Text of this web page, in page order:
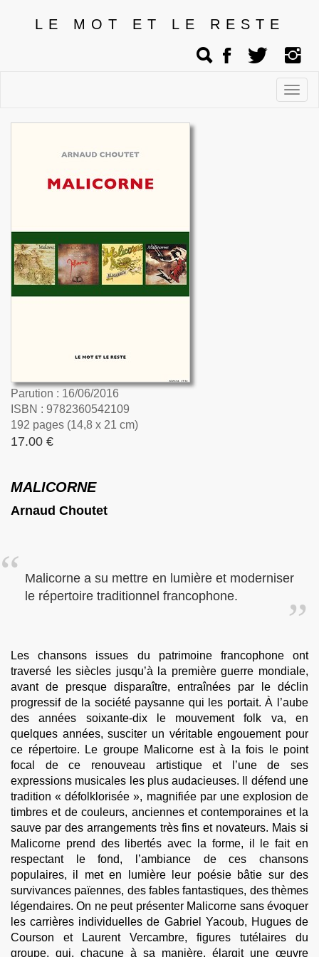
LE MOT ET LE RESTE
Parution : 16/06/2016
ISBN : 9782360542109
192 pages (14,8 x 21 cm)
17.00 €
MALICORNE
Arnaud Choutet
Malicorne a su mettre en lumière et moderniser
le répertoire traditionnel francophone.
Les chansons issues du patrimoine francophone ont
traversé les siècles jusqu’à la première guerre mondiale,
avant de presque disparaître, entraînées par le déclin
progressif de la société paysanne qui les portait. À l’aube
des années soixante-dix le mouvement folk va, en
quelques années, susciter un véritable engouement pour
ce répertoire. Le groupe Malicorne est à la fois le point
focal de ce renouveau artistique et l’une de ses
expressions musicales les plus audacieuses. Il défend une
tradition « défolklorisée », magnifiée par une explosion de
timbres et de couleurs, anciennes et contemporaines et la
sauve par des arrangements très fins et novateurs. Mais si
Malicorne prend des libertés avec la forme, il le fait en
respectant le fond, l’ambiance de ces chansons
populaires, il met en lumière leur poésie bâtie sur des
survivances païennes, des fables fantastiques, des thèmes
légendaires. On ne peut présenter Malicorne sans évoquer
les carrières individuelles de Gabriel Yacoub, Hugues de
Courson et Laurent Vercambre, figures tutélaires du
groupe, qui, chacune à sa manière, élargit une œuvre